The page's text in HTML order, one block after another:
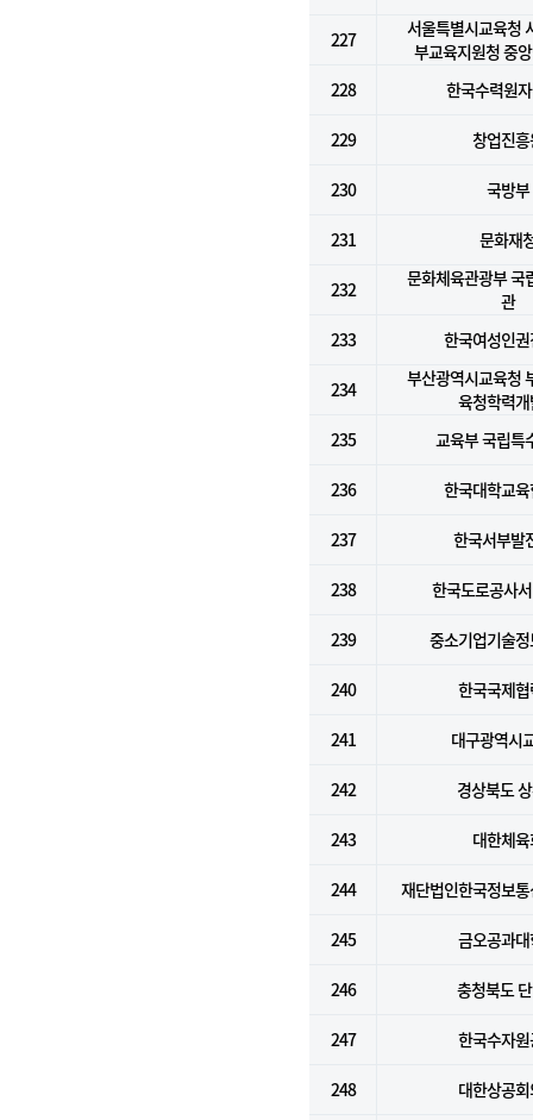
227
서울특별시교육청
부교육지원청 중
228
한국수력원
229 창업진
230 국방부
231 문화재
232
문화체육관광부 국
관
233
한국여성인
234
부산광역시교육청
육청학력
235
교육부 국립특
236 한국대학교
237 한국서부발
238 한국도로공사
239 중소기업기술
240 한국국제
241 대구광역시
242 경상북도
243 대한체
244 재단법인한국정보
245 금오공과
246 충청북도
247 한국수자
248 대한상공